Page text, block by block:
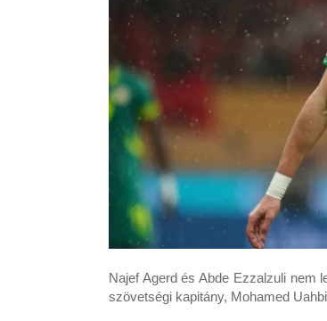
Najef Agerd és Abde Ezzalzuli nem
szövetségi kapitány, Mohamed